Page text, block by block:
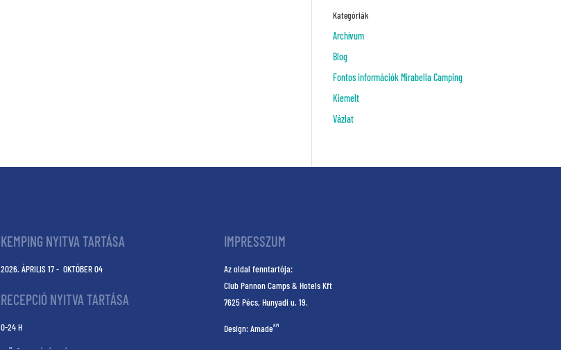
Kategóriák
Archívum
Blog
Fontos információk Mirabella Camping
Kiemelt
Vázlat
KEMPING NYITVA TARTÁSA
2026. ÁPRILIS 17 - OKTÓBER 04
RECEPCIÓ NYITVA TARTÁSA
0-24 H
IMPRESSZUM
Az oldal fenntartója:
Club Pannon Camps & Hotels Kft
7625 Pécs, Hunyadi u. 19.
Design:AmadeKM